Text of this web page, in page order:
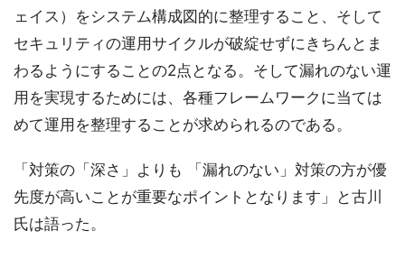
ェイス）をシステム構成図的に整理すること、そして
セキュリティの運用サイクルが破綻せずにきちんとま
わるようにすることの2点となる。そして漏れのない運
用を実現するためには、各種フレームワークに当ては
めて運用を整理することが求められるのである。
「対策の「深さ」よりも 「漏れのない」対策の方が優
先度が高いことが重要なポイントとなります」と古川
氏は語った。